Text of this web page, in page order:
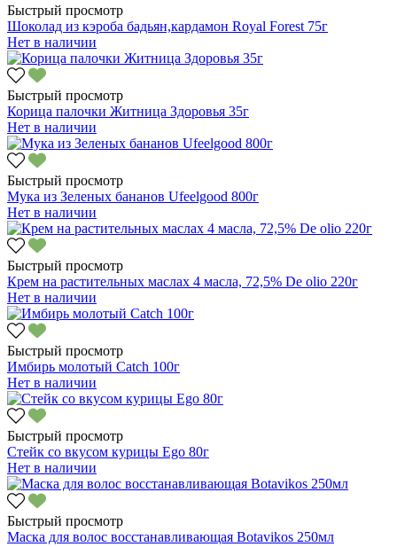
Быстрый просмотр
Шоколад из кэроба бадьян,кардамон Royal Forest 75г
Нет в наличии
Быстрый просмотр
Корица палочки Житница Здоровья 35г
Нет в наличии
Быстрый просмотр
Мука из Зеленых бананов Ufeelgood 800г
Нет в наличии
Быстрый просмотр
Крем на растительных маслах 4 масла, 72,5% De olio 220г
Нет в наличии
Быстрый просмотр
Имбирь молотый Catch 100г
Нет в наличии
Быстрый просмотр
Стейк со вкусом курицы Ego 80г
Нет в наличии
Быстрый просмотр
Маска для волос восстанавливающая Botavikos 250мл